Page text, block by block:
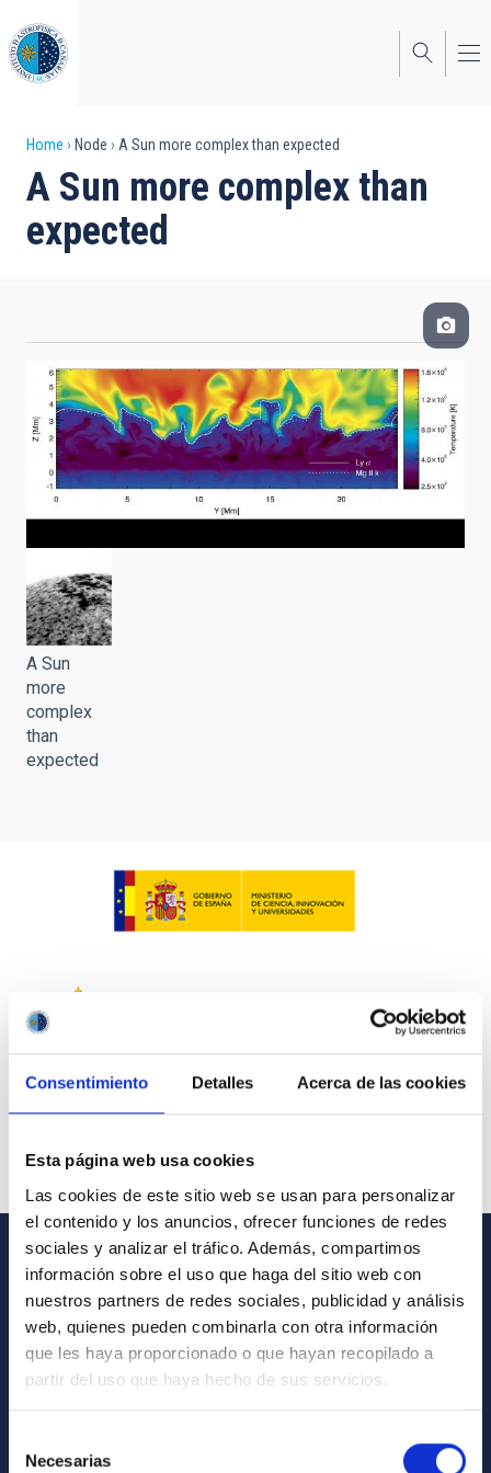
Consentimiento Detalles Acerca de las cookies
Esta página web usa cookies
Las cookies de este sitio web se usan para personalizar
el contenido y los anuncios, ofrecer funciones de redes
sociales y analizar el tráfico. Además, compartimos
información sobre el uso que haga del sitio web con
nuestros partners de redes sociales, publicidad y análisis
web, quienes pueden combinarla con otra información
que les haya proporcionado o que hayan recopilado a
partir del uso que haya hecho de sus servicios.
Necesarias
to
main
content
Breadcrumb
Home Node A Sun more complex than expected
A Sun more complex than
expected
A Sun
more
complex
than
expected
GENERAL INFORMATION
Contact
How to get to the IAC